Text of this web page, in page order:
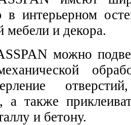
в интерьерном
мебели и декора.
можно
а также
и бетону.